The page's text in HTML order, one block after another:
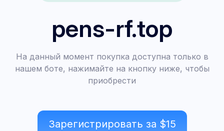
pens-rf.top
На данный момент покупка доступна только в
нашем боте, нажимайте на кнопку ниже, чтобы
приобрести
Зарегистрировать за $15